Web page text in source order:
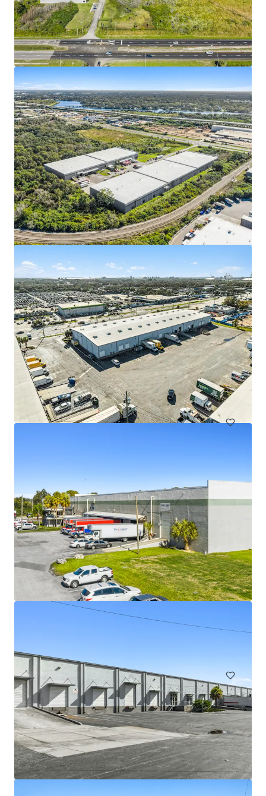
Voir plus
Sun City Commerce Center
351 30th Street Southeast, Ruskin, FL, 33570, US
8 476 m²
Industriel & Logistique
Industriel & Logistique